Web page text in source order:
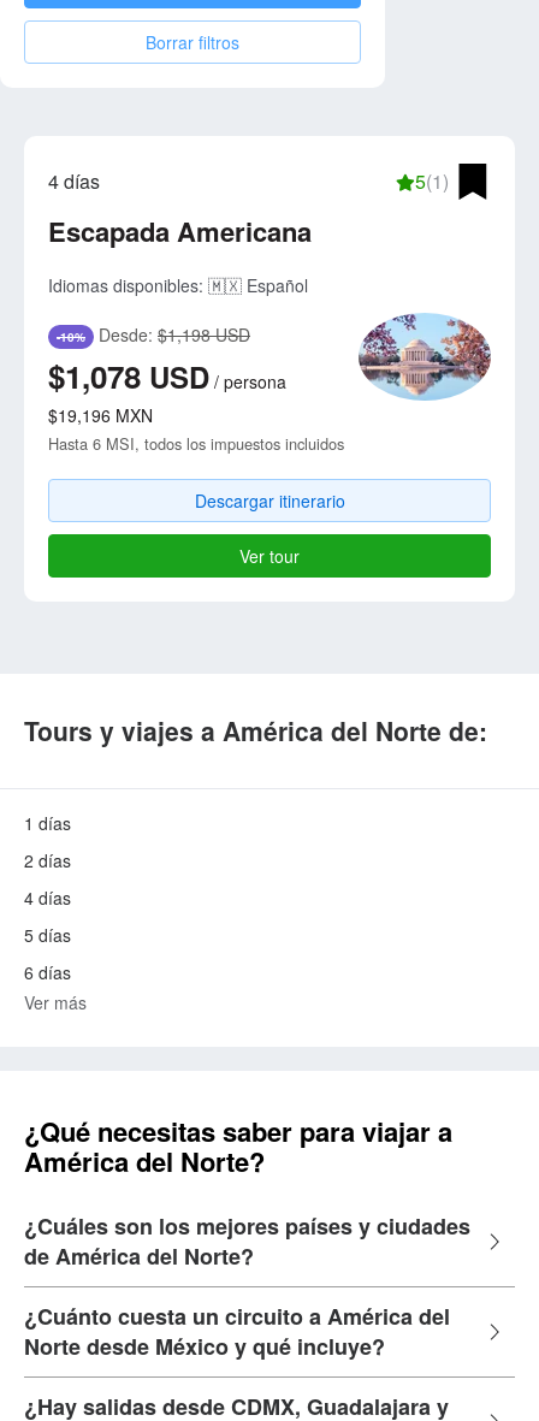
Borrar filtros
4 días 5(1)
Escapada Americana
Idiomas disponibles: 🇲🇽 Español
-10% Desde: $1,198 USD
$1,078 USD / persona
$19,196 MXN
Hasta 6 MSI, todos los impuestos incluidos
Descargar itinerario
Ver tour
Tours y viajes a América del Norte de:
1 días
2 días
4 días
5 días
6 días
Ver más
¿Qué necesitas saber para viajar a
América del Norte?
¿Cuáles son los mejores países y ciudades
de América del Norte?
¿Cuánto cuesta un circuito a América del
Norte desde México y qué incluye?
¿Hay salidas desde CDMX, Guadalajara y